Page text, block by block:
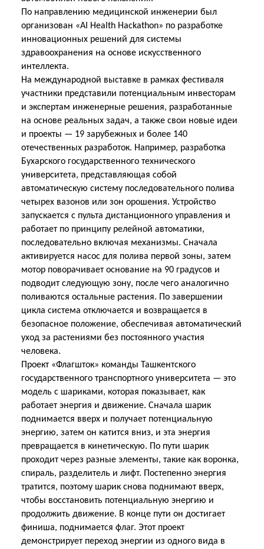
По направлению медицинской инженерии был
организован «AI Health Hackathon» по разработке
инновационных решений для системы
здравоохранения на основе искусственного
интеллекта.
На международной выставке в рамках фестиваля
участники представили потенциальным инвесторам
и экспертам инженерные решения, разработанные
на основе реальных задач, а также свои новые идеи
и проекты — 19 зарубежных и более 140
отечественных разработок. Например, разработка
Бухарского государственного технического
университета, представляющая собой
автоматическую систему последовательного полива
четырех вазонов или зон орошения. Устройство
запускается с пульта дистанционного управления и
работает по принципу релейной автоматики,
последовательно включая механизмы. Сначала
активируется насос для полива первой зоны, затем
мотор поворачивает основание на 90 градусов и
подводит следующую зону, после чего аналогично
поливаются остальные растения. По завершении
цикла система отключается и возвращается в
безопасное положение, обеспечивая автоматический
уход за растениями без постоянного участия
человека.
Проект «Флагшток» команды Ташкентского
государственного транспортного университета — это
модель с шариками, которая показывает, как
работает энергия и движение. Сначала шарик
поднимается вверх и получает потенциальную
энергию, затем он катится вниз, и эта энергия
превращается в кинетическую. По пути шарик
проходит через разные элементы, такие как воронка,
спираль, разделитель и лифт. Постепенно энергия
тратится, поэтому шарик снова поднимают вверх,
чтобы восстановить потенциальную энергию и
продолжить движение. В конце пути он достигает
финиша, поднимается флаг. Этот проект
демонстрирует переход энергии из одного вида в